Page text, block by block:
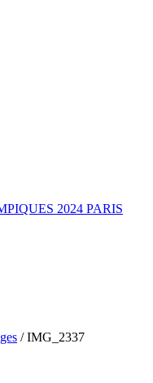
2024 PARIS
/ IMG_2337